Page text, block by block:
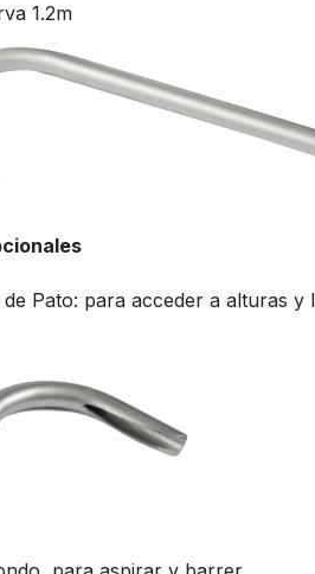
1.2m
Pato: para acceder a alturas y